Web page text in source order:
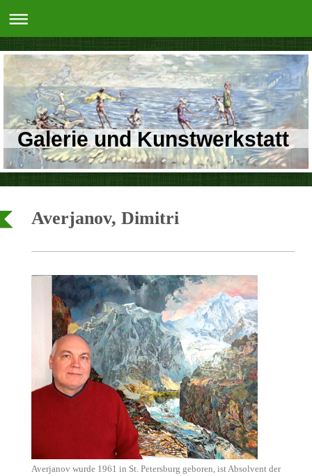
Galerie und Kunstwerkstatt
Averjanov, Dimitri
Averjanov wurde 1961 in St. Petersburg geboren, ist Absolvent der